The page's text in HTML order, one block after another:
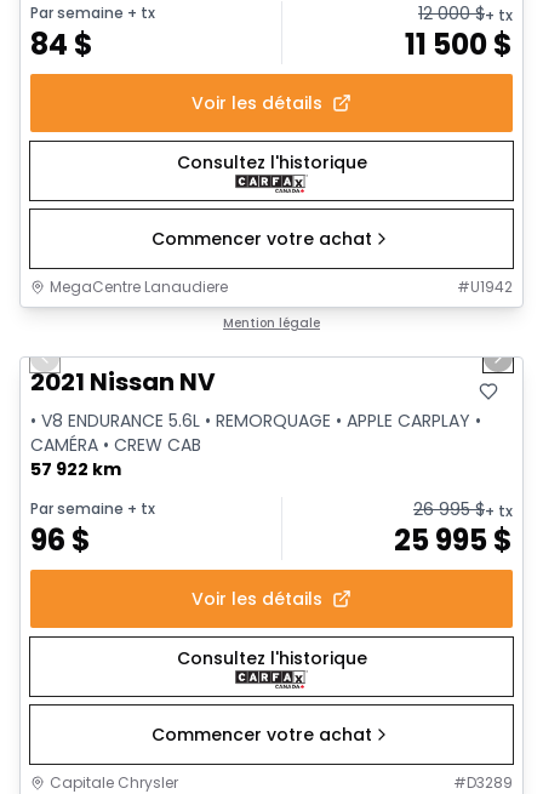
Par semaine + tx
84 $
12 000$+ tx
11 500$
Voir les détails
Consultez l'historique
Commencer votre achat
MegaCentre Lanaudiere #U1942
Mention légale
Vidéo disponible
Previous slide Next
2021 Nissan NV
• V8 ENDURANCE 5.6L • REMORQUAGE • APPLE CARPLAY •
CAMÉRA • CREW CAB
57 922 km
Par semaine + tx
96 $
26 995$+ tx
25 995$
Voir les détails
Consultez l'historique
Commencer votre achat
Capitale Chrysler #D3289